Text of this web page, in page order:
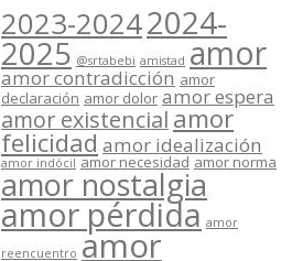
2023-20242024-
2025 @srtabebi amistad amor
amor contradicción amor
declaración amor dolor amor espera
amor existencial amor
felicidad amor idealización
amor indócil amor necesidad amor norma
amor nostalgia
amor pérdida amor
reencuentro amor